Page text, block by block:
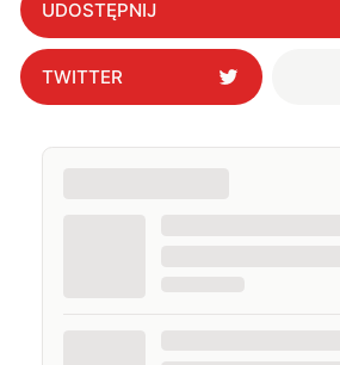
UDOSTĘPNIJ
TWITTER